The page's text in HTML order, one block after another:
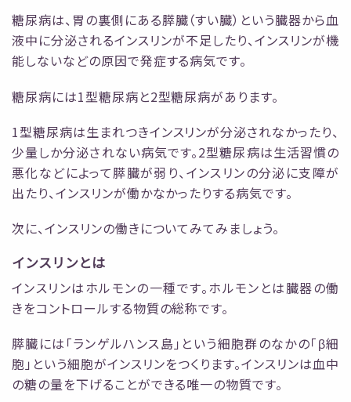
糖尿病は、胃の裏側にある膵臓（すい臓）という臓器から血
液中に分泌されるインスリンが不足したり、インスリンが機
能しないなどの原因で発症する病気です。
糖尿病には1型糖尿病と2型糖尿病があります。
1型糖尿病は生まれつきインスリンが分泌されなかったり、
少量しか分泌されない病気です。2型糖尿病は生活習慣の
悪化などによって膵臓が弱り、インスリンの分泌に支障が
出たり、インスリンが働かなかったりする病気です。
次に、インスリンの働きについてみてみましょう。
インスリンとは
インスリンはホルモンの一種です。ホルモンとは臓器の働
きをコントロールする物質の総称です。
膵臓には「ランゲルハンス島」という細胞群のなかの「β細
胞」という細胞がインスリンをつくります。インスリンは血中
の糖の量を下げることができる唯一の物質です。